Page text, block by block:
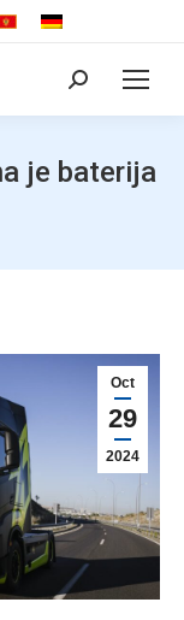
Search:
je baterija
Oct
29
2024